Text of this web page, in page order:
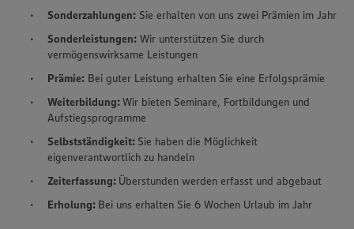
Sonderzahlungen: Sie erhalten von uns zwei Prämien im Jahr
Sonderleistungen: Wir unterstützen Sie durch
vermögenswirksame Leistungen
Prämie: Bei guter Leistung erhalten Sie eine Erfolgsprämie
Weiterbildung:Wir bieten Seminare, Fortbildungen und
Aufstiegsprogramme
Selbstständigkeit: Sie haben die Möglichkeit
eigenverantwortlich zu handeln
Zeiterfassung: Überstunden werden erfasst und abgebaut
Erholung: Bei uns erhalten Sie 6 Wochen Urlaub im Jahr